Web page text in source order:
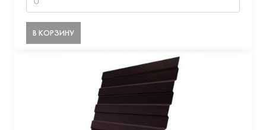
В КОРЗИНУ